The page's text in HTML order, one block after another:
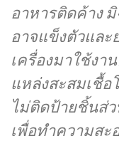
อาหารติดค้าง
อาจแข็งตัวและ
เครื่องมาใช้งา
แหล่งสะสมเชื้อ
ไม่ติดป้ายชิ้นส่
เพื่อทำความสะ